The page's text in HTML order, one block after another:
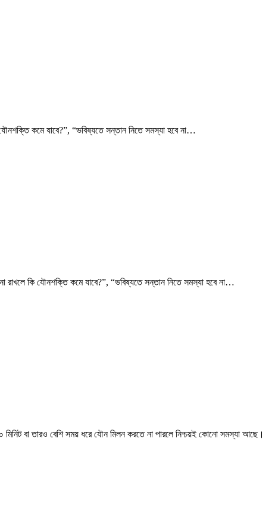
কমে যাবে?”, “ভবিষ্যতে সন্তান নিতে সমস্যা হবে না…
কি যৌনশক্তি কমে যাবে?”, “ভবিষ্যতে সন্তান নিতে সমস্যা হবে না…
বা তারও বেশি সময় ধরে যৌন মিলন করতে না পারলে নিশ্চয়ই কোনো সমস্যা আছে।